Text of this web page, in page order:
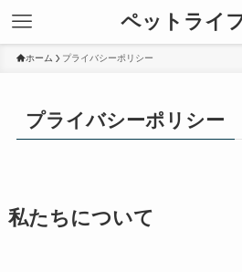
ペットライ
ホーム プライバシーポリシー
プライバシーポリシー
私たちについて